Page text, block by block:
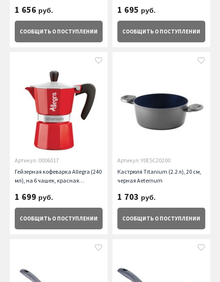
1 656 руб.
СООБЩИТЬ О ПОСТУПЛЕНИИ
1 695 руб.
СООБЩИТЬ О ПОСТУПЛЕНИИ
Артикул: 0006017
Гейзерная кофеварка Allegra (240
мл), на 6 чашек, красная
1 699 руб.
СООБЩИТЬ О ПОСТУПЛЕНИИ
Артикул: Y0E5C20200
Кастрюля Titanium (2.2 л), 20 см,
черная Aeternum
1 703 руб.
СООБЩИТЬ О ПОСТУПЛЕНИИ